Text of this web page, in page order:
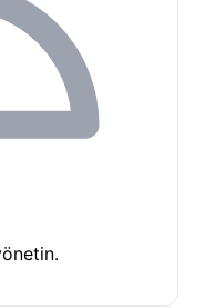
Doğanın ve
sizleri